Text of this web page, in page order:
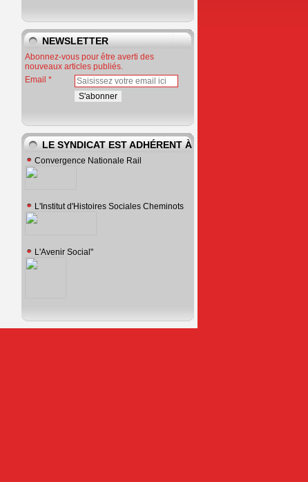
NEWSLETTER
Abonnez-vous pour être averti des
nouveaux articles publiés.
Email
LE SYNDICAT EST ADHÉRENT À
Convergence Nationale Rail
L'Institut d'Histoires Sociales Cheminots
L'Avenir Social"